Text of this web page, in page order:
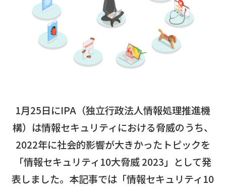
1月25日にIPA（独立行政法人情報処理推進機
構）は情報セキュリティにおける脅威のうち、
2022年に社会的影響が大きかったトピックを
「情報セキュリティ10大脅威 2023」として発
表しました。本記事では「情報セキュリティ10